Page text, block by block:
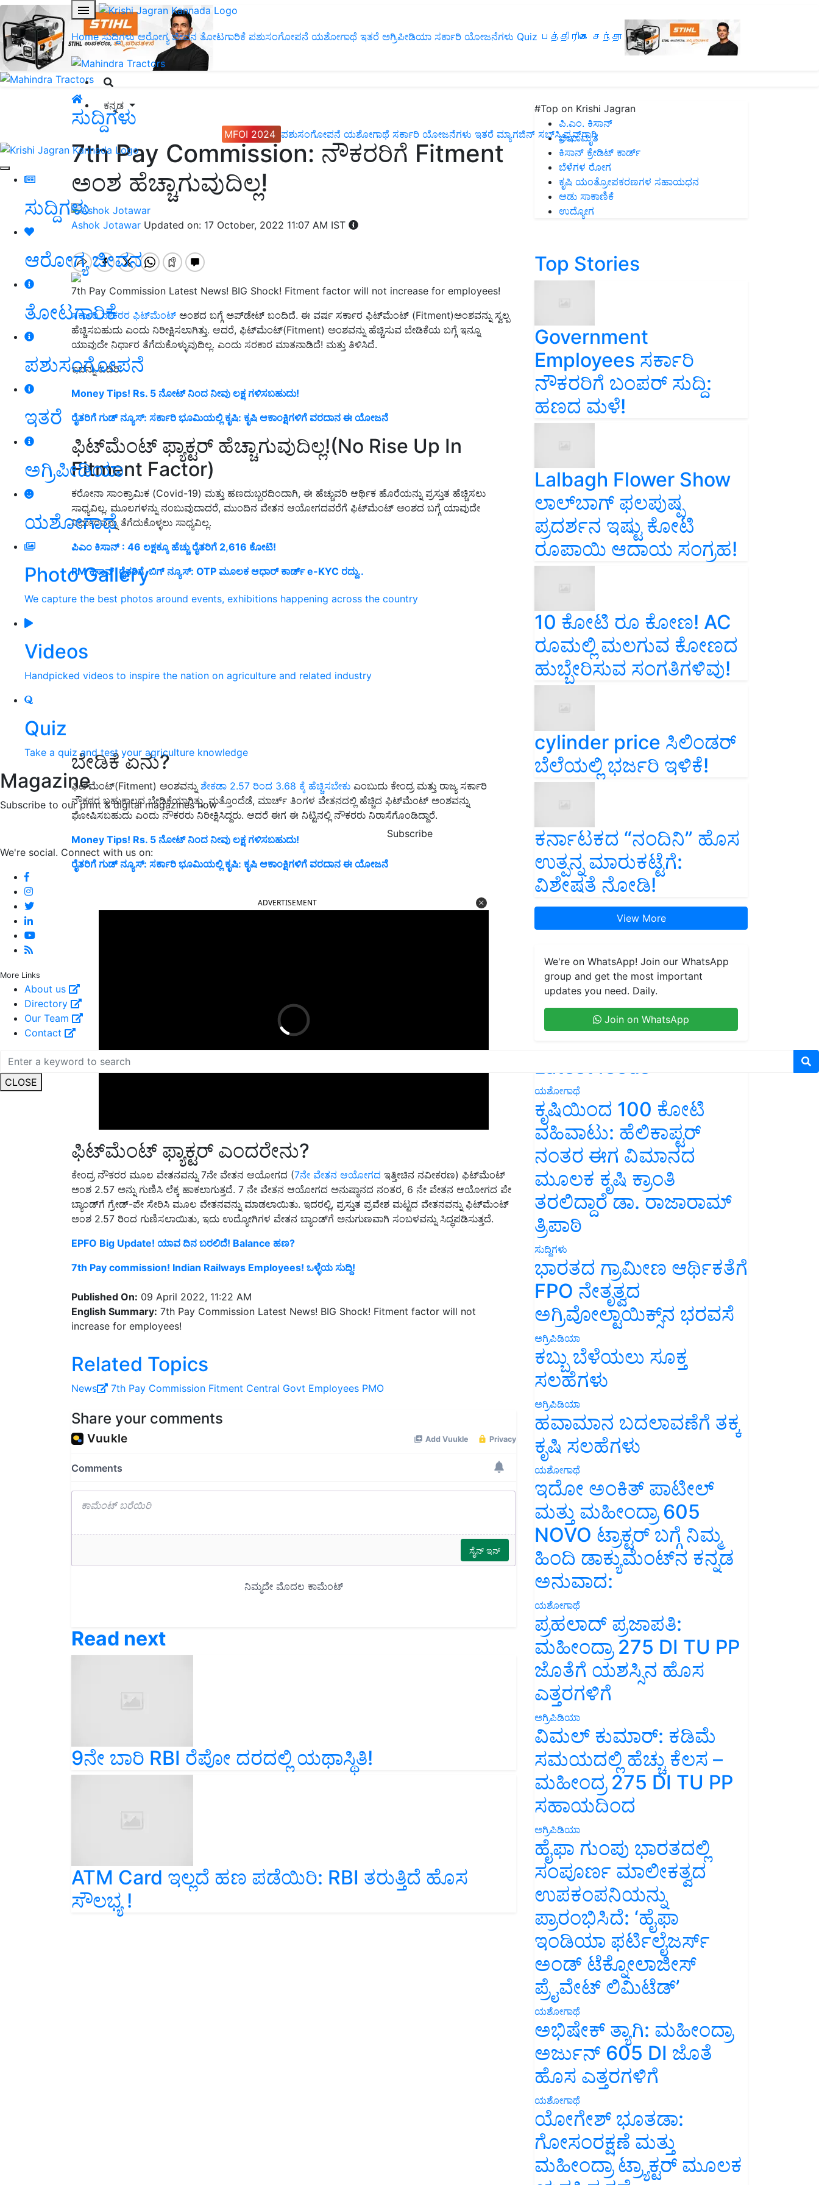
Home ಸುದ್ದಿಗಳು ಆರೋಗ್ಯ ಜೀವನ ತೋಟಗಾರಿಕೆ ಪಶುಸಂಗೋಪನೆ ಯಶೋಗಾಥೆ ಇತರೆ ಅಗ್ರಿಪೀಡಿಯಾ ಸರ್ಕಾರಿ ಯೋಜನೆಗಳು Quiz பத்திரிகை சந்தா
ಕನ್ನಡ
MFOI 2024 ಪಶುಸಂಗೋಪನೆ ಯಶೋಗಾಥೆ ಸರ್ಕಾರಿ ಯೋಜನೆಗಳು ಇತರೆ ಮ್ಯಾಗಜಿನ್‌ ಸಬ್‌ಸ್ಕ್ರಿಪ್ಷನ್‌ಗಾಗಿ
ಸುದ್ದಿಗಳು
ಆರೋಗ್ಯ ಜೀವನ
ತೋಟಗಾರಿಕೆ
ಪಶುಸಂಗೋಪನೆ
ಇತರೆ
ಅಗ್ರಿಪೀಡಿಯಾ
ಯಶೋಗಾಥೆ
Photo Gallery
We capture the best photos around events, exhibitions happening across the country
Videos
Handpicked videos to inspire the nation on agriculture and related industry
Quiz
Take a quiz and test your agriculture knowledge
Magazine
Subscribe to our print & digital magazines now
Subscribe
We're social. Connect with us on:
More Links
About us
Directory
Our Team
Contact
CLOSE
ಸುದ್ದಿಗಳು
7th Pay Commission: ನೌಕರರಿಗೆ Fitment
ಅಂಶ ಹೆಚ್ಚಾಗುವುದಿಲ್ಲ!
Ashok Jotawar Updated on: 17 October, 2022 11:07 AM IST
7th Pay Commission Latest News! BIG Shock! Fitment factor will not increase for employees!
ಸರ್ಕಾರಿ ನೌಕರರ ಫಿಟ್‌ಮೆಂಟ್ ಅಂಶದ ಬಗ್ಗೆ ಅಪ್‌ಡೇಟ್ ಬಂದಿದೆ. ಈ ವರ್ಷ ಸರ್ಕಾರ ಫಿಟ್‌ಮೆಂಟ್ (Fitment)ಅಂಶವನ್ನು ಸ್ವಲ್ಪ
ಹೆಚ್ಚಿಸಬಹುದು ಎಂದು ನಿರೀಕ್ಷಿಸಲಾಗಿತ್ತು. ಆದರೆ, ಫಿಟ್‌ಮೆಂಟ್(Fitment) ಅಂಶವನ್ನು ಹೆಚ್ಚಿಸುವ ಬೇಡಿಕೆಯ ಬಗ್ಗೆ ಇನ್ನೂ
ಯಾವುದೇ ನಿರ್ಧಾರ ತೆಗೆದುಕೊಳ್ಳುವುದಿಲ್ಲ. ಎಂದು ಸರಕಾರ ಮಾತನಾಡಿದೆ! ಮತ್ತು ತಿಳಿಸಿದೆ.
ಇದನ್ನು ಓದಿರಿ:
Money Tips! Rs. 5 ನೋಟ್ ನಿಂದ ನೀವು ಲಕ್ಷ ಗಳಿಸಬಹುದು!
ರೈತರಿಗೆ ಗುಡ್ ನ್ಯೂಸ್: ಸರ್ಕಾರಿ ಭೂಮಿಯಲ್ಲಿ ಕೃಷಿ: ಕೃಷಿ ಆಕಾಂಕ್ಷಿಗಳಿಗೆ ವರದಾನ ಈ ಯೋಜನೆ
ಫಿಟ್‌ಮೆಂಟ್ ಫ್ಯಾಕ್ಟರ್ ಹೆಚ್ಚಾಗುವುದಿಲ್ಲ!(No Rise Up In
Fitment Factor)
ಕರೋನಾ ಸಾಂಕ್ರಾಮಿಕ (Covid-19) ಮತ್ತು ಹಣದುಬ್ಬರದಿಂದಾಗಿ, ಈ ಹೆಚ್ಚುವರಿ ಆರ್ಥಿಕ ಹೊರೆಯನ್ನು ಪ್ರಸ್ತುತ ಹೆಚ್ಚಿಸಲು
ಸಾಧ್ಯವಿಲ್ಲ. ಮೂಲಗಳನ್ನು ನಂಬುವುದಾದರೆ, ಮುಂದಿನ ವೇತನ ಆಯೋಗದವರೆಗೆ ಫಿಟ್‌ಮೆಂಟ್ ಅಂಶದ ಬಗ್ಗೆ ಯಾವುದೇ
ನಿರ್ಧಾರವನ್ನು ತೆಗೆದುಕೊಳ್ಳಲು ಸಾಧ್ಯವಿಲ್ಲ.
ಪಿಎಂ ಕಿಸಾನ್‌ : 46 ಲಕ್ಷಕ್ಕೂ ಹೆಚ್ಚು ರೈತರಿಗೆ 2,616 ಕೋಟಿ!
PM ಕಿಸಾನ್‌ ರೈತರಿಗೆ ಬಿಗ್‌ ನ್ಯೂಸ್‌: OTP ಮೂಲಕ ಆಧಾರ್‌ ಕಾರ್ಡ್‌ e-KYC ರದ್ದು..
ಬೇಡಿಕೆ ಏನು?
ಫಿಟ್‌ಮೆಂಟ್(Fitment) ಅಂಶವನ್ನು ಶೇಕಡಾ 2.57 ರಿಂದ 3.68 ಕ್ಕೆ ಹೆಚ್ಚಿಸಬೇಕು ಎಂಬುದು ಕೇಂದ್ರ ಮತ್ತು ರಾಜ್ಯ ಸರ್ಕಾರಿ
ನೌಕರರ ಬಹುಕಾಲದ ಬೇಡಿಕೆಯಾಗಿತ್ತು. ಮತ್ತೊಂದೆಡೆ, ಮಾರ್ಚ್ ತಿಂಗಳ ವೇತನದಲ್ಲಿ ಹೆಚ್ಚಿದ ಫಿಟ್‌ಮೆಂಟ್ ಅಂಶವನ್ನು
ಘೋಷಿಸಬಹುದು ಎಂದು ನೌಕರರು ನಿರೀಕ್ಷಿಸಿದ್ದರು. ಆದರೆ ಈಗ ಈ ನಿಟ್ಟಿನಲ್ಲಿ ನೌಕರರು ನಿರಾಸೆಗೊಂಡಿದ್ದಾರೆ.
Money Tips! Rs. 5 ನೋಟ್ ನಿಂದ ನೀವು ಲಕ್ಷ ಗಳಿಸಬಹುದು!
ರೈತರಿಗೆ ಗುಡ್ ನ್ಯೂಸ್: ಸರ್ಕಾರಿ ಭೂಮಿಯಲ್ಲಿ ಕೃಷಿ: ಕೃಷಿ ಆಕಾಂಕ್ಷಿಗಳಿಗೆ ವರದಾನ ಈ ಯೋಜನೆ
ಫಿಟ್‌ಮೆಂಟ್ ಫ್ಯಾಕ್ಟರ್ ಎಂದರೇನು?
ಕೇಂದ್ರ ನೌಕರರ ಮೂಲ ವೇತನವನ್ನು 7ನೇ ವೇತನ ಆಯೋಗದ (7ನೇ ವೇತನ ಆಯೋಗದ
ಅಂಶ 2.57 ಅನ್ನು ಗುಣಿಸಿ ಲೆಕ್ಕ ಹಾಕಲಾಗುತ್ತದೆ. 7 ನೇ ವೇತನ ಆಯೋಗದ ಅನುಷ್ಠಾನದ ನಂತರ, 6 ನೇ ವೇತನ ಆಯೋಗದ ಪೇ
ಬ್ಯಾಂಡ್‌ಗೆ ಗ್ರೇಡ್-ಪೇ ಸೇರಿಸಿ ಮೂಲ ವೇತನವನ್ನು ಮಾಡಲಾಯಿತು. ಇದರಲ್ಲಿ, ಪ್ರಸ್ತುತ ಪ್ರವೇಶ ಮಟ್ಟದ ವೇತನವನ್ನು ಫಿಟ್‌ಮೆಂಟ್
ಅಂಶ 2.57 ರಿಂದ ಗುಣಿಸಲಾಯಿತು, ಇದು ಉದ್ಯೋಗಿಗಳ ವೇತನ ಬ್ಯಾಂಡ್‌ಗೆ ಅನುಗುಣವಾಗಿ ಸಂಬಳವನ್ನು ಸಿದ್ಧಪಡಿಸುತ್ತದೆ.
EPFO Big Update! ಯಾವ ದಿನ ಬರಲಿದೆ! Balance ಹಣ?
7th Pay commission! Indian Railways Employees! ಒಳ್ಳೆಯ ಸುದ್ದಿ!
English Summary:7th Pay Commission Latest News! BIG Shock! Fitment factor will not
increase for employees!
Related Topics
News 7th Pay Commission
9ನೇ ಬಾರಿ RBI ರೆಪೋ ದರದಲ್ಲಿ ಯಥಾಸ್ಥಿತಿ!
ATM Card ಇಲ್ಲದೆ ಹಣ ಪಡೆಯಿರಿ: RBI ತರುತ್ತಿದೆ ಹೊಸ
ಸೌಲಭ್ಯ !
#Top on Krishi Jagran
ಪಿ.ಎಂ. ಕಿಸಾನ್
ಜೀವಾಮೃತ
ಕಿಸಾನ್ ಕ್ರೇಡಿಟ್ ಕಾರ್ಡ್
ಬೆಳೆಗಳ ರೋಗ
ಕೃಷಿ ಯಂತ್ರೋಪಕರಣಗಳ ಸಹಾಯಧನ
ಆಡು ಸಾಕಾಣಿಕೆ
ಉದ್ಯೋಗ
Top Stories
Government
Employees ಸರ್ಕಾರಿ
ನೌಕರರಿಗೆ ಬಂಪರ್‌ ಸುದ್ದಿ:
ಹಣದ ಮಳೆ!
Lalbagh Flower Show
ಲಾಲ್‌ಬಾಗ್ ಫಲಪುಷ್ಪ
ಪ್ರದರ್ಶನ ಇಷ್ಟು ಕೋಟಿ
ರೂಪಾಯಿ ಆದಾಯ ಸಂಗ್ರಹ!
10 ಕೋಟಿ ರೂ ಕೋಣ! AC
ರೂಮಲ್ಲಿ ಮಲಗುವ ಕೋಣದ
ಹುಬ್ಬೇರಿಸುವ ಸಂಗತಿಗಳಿವು!
cylinder price ಸಿಲಿಂಡರ್‌
ಬೆಲೆಯಲ್ಲಿ ಭರ್ಜರಿ ಇಳಿಕೆ!
ಕರ್ನಾಟಕದ “ನಂದಿನಿ” ಹೊಸ
ಉತ್ಪನ್ನ ಮಾರುಕಟ್ಟೆಗೆ:
ವಿಶೇಷತೆ ನೋಡಿ!
View More
We're on WhatsApp! Join our WhatsApp
group and get the most important
updates you need. Daily.
Join on WhatsApp
Latest feeds
ಯಶೋಗಾಥೆ
ಕೃಷಿಯಿಂದ 100 ಕೋಟಿ
ವಹಿವಾಟು: ಹೆಲಿಕಾಪ್ಟರ್
ನಂತರ ಈಗ ವಿಮಾನದ
ಮೂಲಕ ಕೃಷಿ ಕ್ರಾಂತಿ
ತರಲಿದ್ದಾರೆ ಡಾ. ರಾಜಾರಾಮ್
ತ್ರಿಪಾಠಿ
ಸುದ್ದಿಗಳು
ಭಾರತದ ಗ್ರಾಮೀಣ ಆರ್ಥಿಕತೆಗೆ
FPO ನೇತೃತ್ವದ
ಅಗ್ರಿವೋಲ್ಟಾಯಿಕ್ಸ್‌ನ ಭರವಸೆ
ಅಗ್ರಿಪಿಡಿಯಾ
ಕಬ್ಬು ಬೆಳೆಯಲು ಸೂಕ್ತ
ಸಲಹೆಗಳು
ಅಗ್ರಿಪಿಡಿಯಾ
ಹವಾಮಾನ ಬದಲಾವಣೆಗೆ ತಕ್ಕ
ಕೃಷಿ ಸಲಹೆಗಳು
ಯಶೋಗಾಥೆ
ಇದೋ ಅಂಕಿತ್ ಪಾಟೀಲ್
ಮತ್ತು ಮಹೀಂದ್ರಾ 605
NOVO ಟ್ರಾಕ್ಟರ್ ಬಗ್ಗೆ ನಿಮ್ಮ
ಹಿಂದಿ ಡಾಕ್ಯುಮೆಂಟ್‌ನ ಕನ್ನಡ
ಅನುವಾದ:
ಯಶೋಗಾಥೆ
ಪ್ರಹಲಾದ್ ಪ್ರಜಾಪತಿ:
ಮಹೀಂದ್ರಾ 275 DI TU PP
ಜೊತೆಗೆ ಯಶಸ್ಸಿನ ಹೊಸ
ಎತ್ತರಗಳಿಗೆ
ಅಗ್ರಿಪಿಡಿಯಾ
ವಿಮಲ್ ಕುಮಾರ್: ಕಡಿಮೆ
ಸಮಯದಲ್ಲಿ ಹೆಚ್ಚು ಕೆಲಸ –
ಮಹೀಂದ್ರ 275 DI TU PP
ಸಹಾಯದಿಂದ
ಅಗ್ರಿಪಿಡಿಯಾ
ಹೈಫಾ ಗುಂಪು ಭಾರತದಲ್ಲಿ
ಸಂಪೂರ್ಣ ಮಾಲೀಕತ್ವದ
ಉಪಕಂಪನಿಯನ್ನು
ಪ್ರಾರಂಭಿಸಿದೆ: ‘ಹೈಫಾ
ಇಂಡಿಯಾ ಫರ್ಟಿಲೈಜರ್ಸ್
ಅಂಡ್ ಟೆಕ್ನೋಲಾಜೀಸ್
ಪ್ರೈವೇಟ್ ಲಿಮಿಟೆಡ್’
ಯಶೋಗಾಥೆ
ಅಭಿಷೇಕ್ ತ್ಯಾಗಿ: ಮಹೀಂದ್ರಾ
ಅರ್ಜುನ್ 605 DI ಜೊತೆ
ಹೊಸ ಎತ್ತರಗಳಿಗೆ
ಯಶೋಗಾಥೆ
ಯೋಗೇಶ್ ಭೂತಡಾ:
ಗೋಸಂರಕ್ಷಣೆ ಮತ್ತು
ಮಹೀಂದ್ರಾ ಟ್ರ್ಯಾಕ್ಟರ್ ಮೂಲಕ